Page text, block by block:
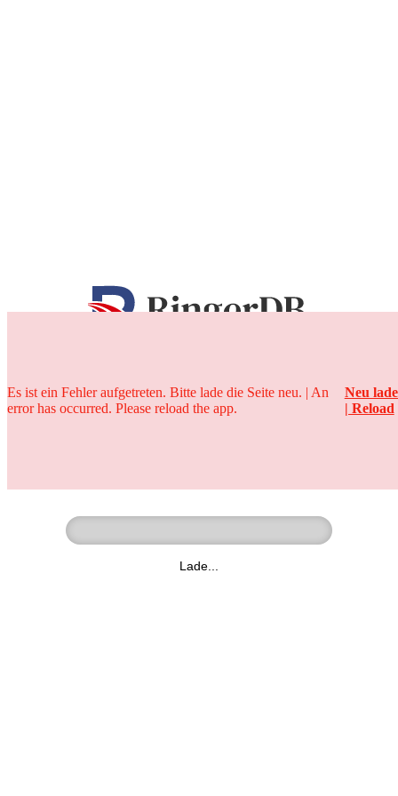
25 Jahre
Lade...
Es ist ein Fehler aufgetreten. Bitte lade die Seite neu. | An
error has occurred. Please reload the app.
Neu
| Reload